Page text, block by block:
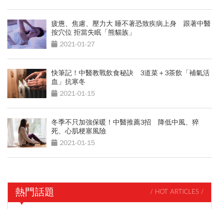
疲憊、焦慮、壓力大 睡不著恐致疾病上身 跟著中醫
按穴位 拒當失眠「熊貓族」
2021-01-27
快筆記！中醫教戰飲食秘訣 3道菜＋3茶飲「補氣活
血」抗寒冬
2021-01-15
冬季不只加強保暖！中醫推薦3招 降低中風、猝
死、心肌梗塞風險
2021-01-15
熱門話題 / HOT ARTICLES /